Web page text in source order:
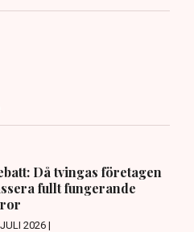
Då tvingas företagen
fullt fungerande
2026 |